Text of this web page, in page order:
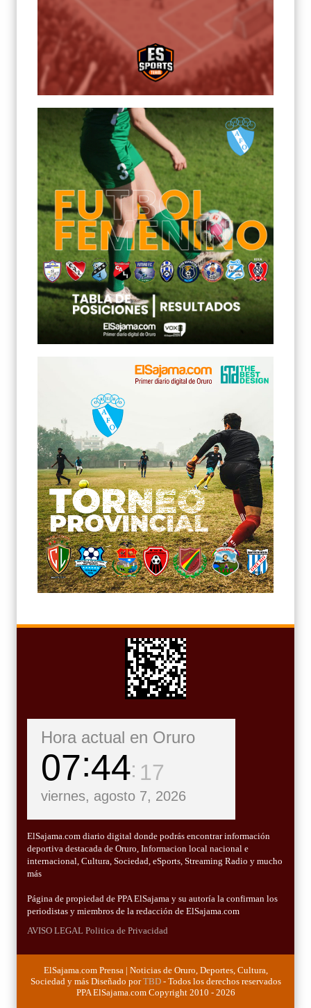
Hora actual en Oruro
07 44 18
viernes, agosto 7, 2026
ElSajama.com diario digital donde podrás encontrar información
deportiva destacada de Oruro, Informacion local nacional e
internacional, Cultura, Sociedad, eSports, Streaming Radio y mucho
más
Página de propiedad de PPA ElSajama y su autoría la confirman los
periodistas y miembros de la redacción de ElSajama.com
AVISO LEGAL Politica de Privacidad
ElSajama.com Prensa | Noticias de Oruro, Deportes, Cultura,
Sociedad y más Diseñado porTBD- Todos los derechos reservados
PPA ElSajama.com Copyright 2010 - 2026